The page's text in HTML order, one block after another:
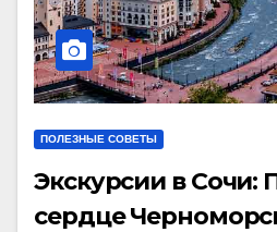
ПОЛЕЗНЫЕ СОВЕТЫ
Экскурсии в Сочи:
сердце